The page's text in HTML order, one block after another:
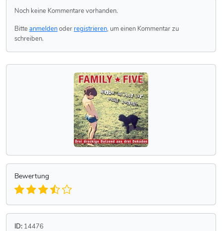
Noch keine Kommentare vorhanden.
Bitteanmeldenoder registrieren, um einen Kommentar zu
schreiben.
Bewertung
ID: 14476